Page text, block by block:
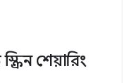
শেয়ারিং